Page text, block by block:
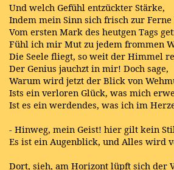
Und welch Gefühl entzückter Stärke,
Indem mein Sinn sich frisch zur
Vom ersten Mark des heutgen Tags
Fühl ich mir Mut zu jedem frommen
Die Seele fliegt, so weit der Himmel
Der Genius jauchzt in mir! Doch sage,
Warum wird jetzt der Blick von
Ists ein verloren Glück, was mich
Ist es ein werdendes, was ich im
- Hinweg, mein Geist! hier gilt kein
Es ist ein Augenblick, und Alles wird
Dort, sieh, am Horizont lüpft sich der